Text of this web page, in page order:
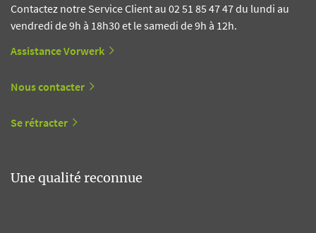
Contactez notre Service Client au 02 51 85 47 47 du lundi au
vendredi de 9h à 18h30 et le samedi de 9h à 12h.
Assistance Vorwerk
Nous contacter
Se rétracter
Une qualité reconnue